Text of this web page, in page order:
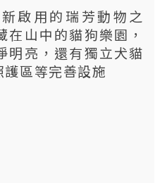
啟用的瑞芳動物之
山中的貓狗樂園，
明亮，還有獨立犬貓
區等完善設施